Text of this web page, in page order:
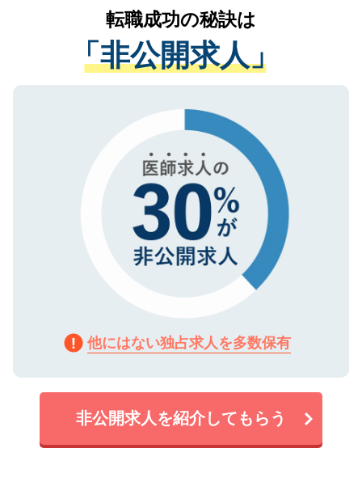
は、個人情報の取り扱いについての厳密な
管理基準を満たした事業者のみに付与され
る、プライバシーマークを取得済みです。
で、機密保持に関してもご安心ください。
かがいして、現在の医療機関の状況や紹介
経験をまじえながら、適切なアドバイスを
させていただきます。すぐにご転職をされ
ない方には、長期的なサポートが可能です
ので、まずはご登録ください。
転職成功の秘訣は
「非公開求人」
他にはない独占求人を多数保有
非公開求人を紹介してもらう